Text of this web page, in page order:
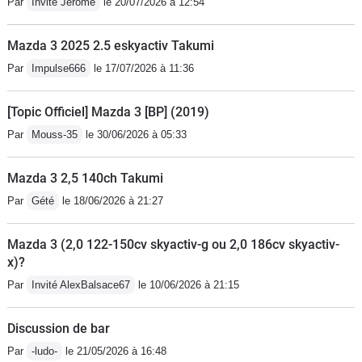
interface non tactile intuitive et sécurisante sans
voiture quoi ! Pas le macumba ni le prolongement de
mon bureau d'ordinateur - la finition est remarquable.
Je ne vois aucune compact aujourd'hui mieux finie.
Ainsi, les boutons crantés sont en métal, tout comme
les grilles de Hp. Cette mazda 3 4ème génération est
au niveau de la précédente génération d'audi a3, et au
dessus de la golf 7ème génération - le moteur est
suffisamment puissant. Ce n'est pas une fusée mais il y
a de quoi doubler en toutes circonstances. Mais à
condition de rétrograder et monter dans les tours
chercher la puissance. La voiture ne se conduit pas
comme une voiture turbo diesel menée sur le couple
entre 2000 et 3000tr/mn. Il est parfois nécessaire de
rétrograder de 2 rapports. Mais la boîte de vitesses aux
débattement courts et précis rend le passage de
Mazda 3 2025 2.5 eskyactiv Takumi
Par Impulse666 le 17/07/2026 à 11:36
[Topic Officiel] Mazda 3 [BP] (2019)
Par Mouss-35 le 30/06/2026 à 05:33
Mazda 3 2,5 140ch Takumi
Par Gété le 18/06/2026 à 21:27
Mazda 3 (2,0 122-150cv skyactiv-g ou 2,0 186cv skyactiv-
x)?
Par Invité AlexBalsace67 le 10/06/2026 à 21:15
Discussion de bar
Par -ludo- le 21/05/2026 à 16:48